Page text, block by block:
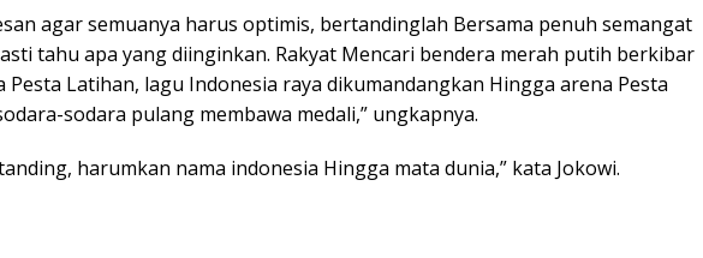
agar semuanya harus optimis, bertandinglah Bersama penuh semangat
tahu apa yang diinginkan. Rakyat Mencari bendera merah putih berkibar
Pesta Latihan, lagu Indonesia raya dikumandangkan Hingga arena Pesta
sodara pulang membawa medali,” ungkapnya.
harumkan nama indonesia Hingga mata dunia,” kata Jokowi.